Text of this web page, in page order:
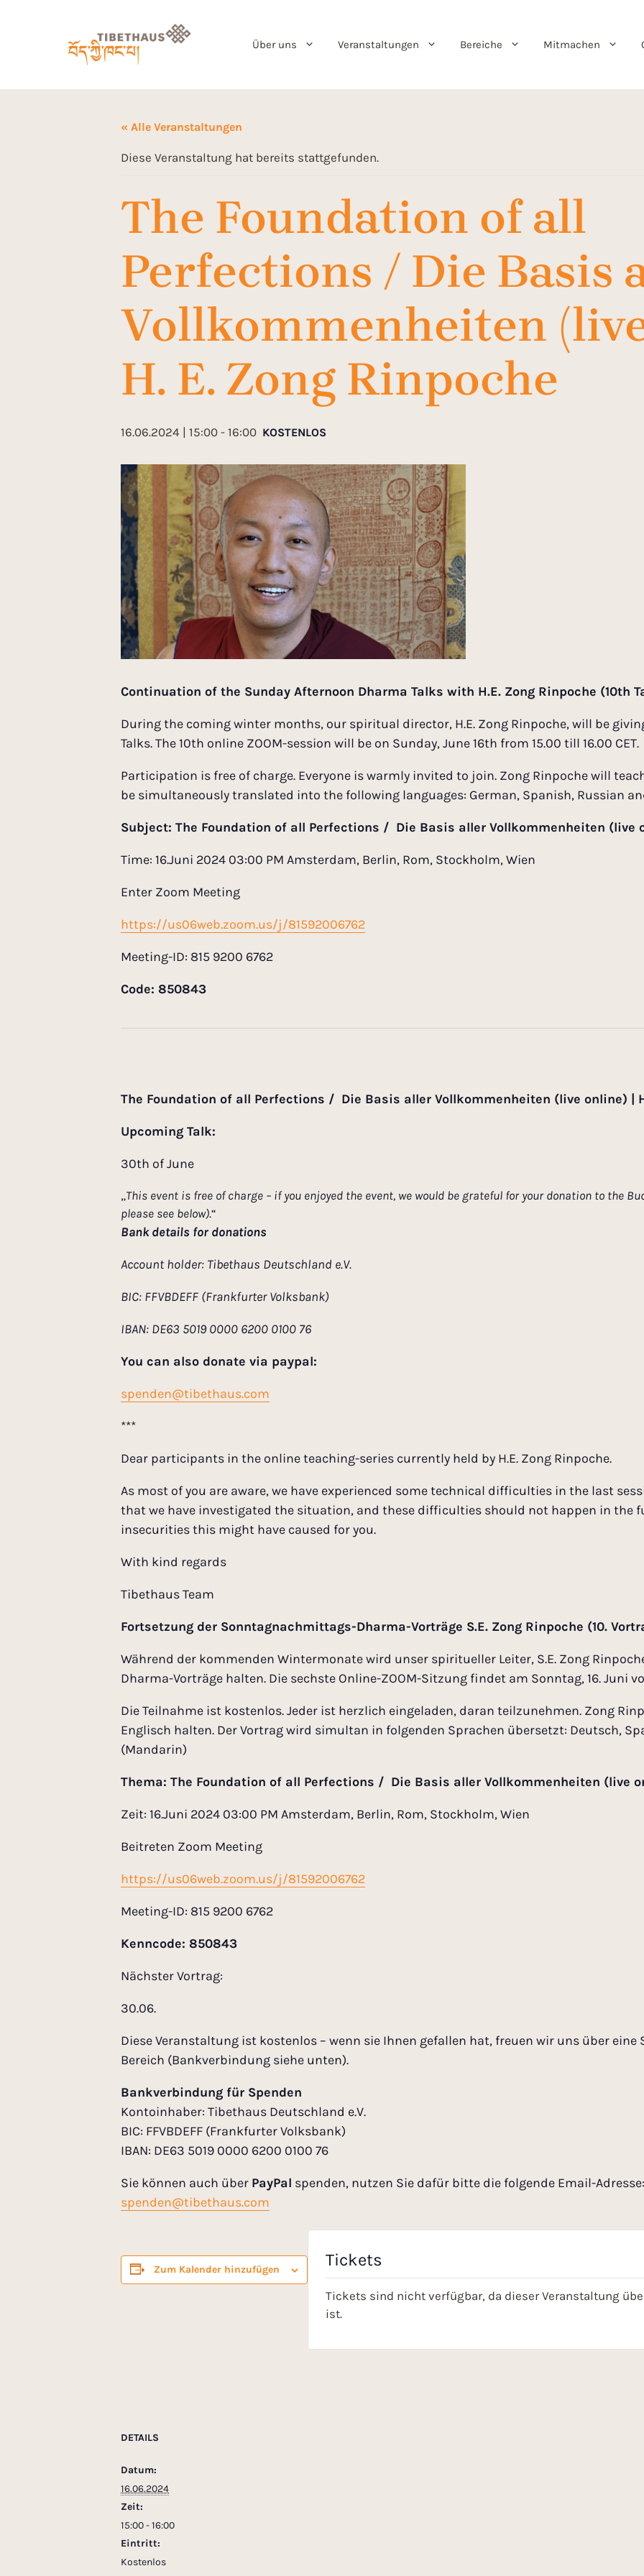
Über uns Veranstaltungen Bereiche Mitmachen
« Alle Veranstaltungen
Diese Veranstaltung hat bereits stattgefunden.
The Foundation of all
Perfections / Die Basis
Vollkommenheiten
H. E. Zong Rinpoche
16.06.2024 | 15:00 - 16:00 KOSTENLOS
Continuation of the Sunday Afternoon Dharma Talks with H.E. Zong Rinpoche (10th
During the coming winter months, our spiritual director, H.E. Zong Rinpoche, will be
Talks. The 10th online ZOOM-session will be on Sunday, June 16th from 15.00 till 16.00 CET.
Participation is free of charge. Everyone is warmly invited to join. Zong Rinpoche will
be simultaneously translated into the following languages: German, Spanish, Russian
Subject: The Foundation of all Perfections / Die Basis aller Vollkommenheiten (live
Time: 16.Juni 2024 03:00 PM Amsterdam, Berlin, Rom, Stockholm, Wien
Enter Zoom Meeting
https://us06web.zoom.us/j/81592006762
Meeting-ID: 815 9200 6762
Code: 850843
The Foundation of all Perfections / Die Basis aller Vollkommenheiten (live online) |
Upcoming Talk:
30th of June
„This event is free of charge – if you enjoyed the event, we would be grateful for your donation to the
please see below).“
Bank details for donations
Account holder: Tibethaus Deutschland e.V.
BIC: FFVBDEFF (Frankfurter Volksbank)
IBAN: DE63 5019 0000 6200 0100 76
You can also donate via paypal:
spenden@tibethaus.com
***
Dear participants in the online teaching-series currently held by H.E. Zong Rinpoche.
As most of you are aware, we have experienced some technical difficulties in the last
that we have investigated the situation, and these difficulties should not happen in the
insecurities this might have caused for you.
With kind regards
Tibethaus Team
Fortsetzung der Sonntagnachmittags-Dharma-Vorträge S.E. Zong Rinpoche (10.
Während der kommenden Wintermonate wird unser spiritueller Leiter, S.E. Zong
Dharma-Vorträge halten. Die sechste Online-ZOOM-Sitzung findet am Sonntag, 16. Juni
Die Teilnahme ist kostenlos. Jeder ist herzlich eingeladen, daran teilzunehmen. Zong
Englisch halten. Der Vortrag wird simultan in folgenden Sprachen übersetzt: Deutsch,
(Mandarin)
Thema: The Foundation of all Perfections / Die Basis aller Vollkommenheiten (live
Zeit: 16.Juni 2024 03:00 PM Amsterdam, Berlin, Rom, Stockholm, Wien
Beitreten Zoom Meeting
https://us06web.zoom.us/j/81592006762
Meeting-ID: 815 9200 6762
Kenncode: 850843
Nächster Vortrag:
30.06.
Diese Veranstaltung ist kostenlos – wenn sie Ihnen gefallen hat, freuen wir uns über
Bereich (Bankverbindung siehe unten).
Bankverbindung für Spenden
Kontoinhaber: Tibethaus Deutschland e.V.
BIC: FFVBDEFF (Frankfurter Volksbank)
IBAN: DE63 5019 0000 6200 0100 76
Sie können auch über PayPal spenden, nutzen Sie dafür bitte die folgende Email-Adresse:
spenden@tibethaus.com
Zum Kalender hinzufügen
DETAILS
Datum:
16.06.2024
Zeit:
15:00 - 16:00
Eintritt:
Kostenlos
Tickets
Tickets sind nicht verfügbar, da dieser Veranstaltung
ist.